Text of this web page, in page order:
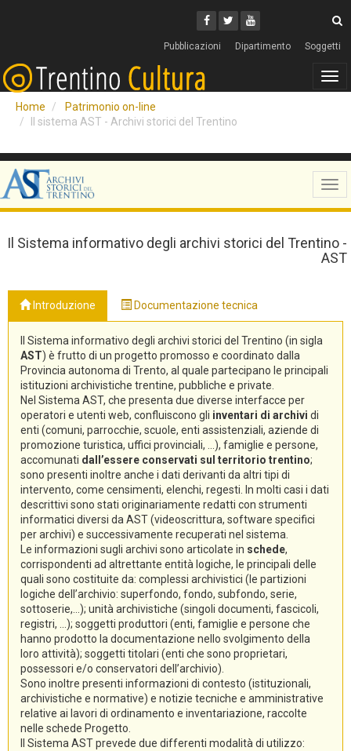
Facebook
Twitter
Youtube
Pubblicazioni Dipartimento Soggetti
Home
Patrimonio on-line
Il sistema AST - Archivi storici del Trentino
Il Sistema informativo degli archivi storici del Trentino -
AST
Introduzione Documentazione tecnica
Il Sistema informativo degli archivi storici del Trentino (in sigla
AST) è frutto di un progetto promosso e coordinato dalla
Provincia autonoma di Trento, al quale partecipano le principali
istituzioni archivistiche trentine, pubbliche e private.
Nel Sistema AST, che presenta due diverse interfacce per
operatori e utenti web, confluiscono gli inventari di archivi di
enti (comuni, parrocchie, scuole, enti assistenziali, aziende di
promozione turistica, uffici provinciali, ...), famiglie e persone,
accomunati dall’essere conservati sul territorio trentino;
sono presenti inoltre anche i dati derivanti da altri tipi di
intervento, come censimenti, elenchi, regesti. In molti casi i dati
descrittivi sono stati originariamente redatti con strumenti
informatici diversi da AST (videoscrittura, software specifici
per archivi) e successivamente recuperati nel sistema.
Le informazioni sugli archivi sono articolate in schede,
corrispondenti ad altrettante entità logiche, le principali delle
quali sono costituite da: complessi archivistici (le partizioni
logiche dell’archivio: superfondo, fondo, subfondo, serie,
sottoserie,...); unità archivistiche (singoli documenti, fascicoli,
registri, ...); soggetti produttori (enti, famiglie e persone che
hanno prodotto la documentazione nello svolgimento della
loro attività); soggetti titolari (enti che sono proprietari,
possessori e/o conservatori dell’archivio).
Sono inoltre presenti informazioni di contesto (istituzionali,
archivistiche e normative) e notizie tecniche e amministrative
relative ai lavori di ordinamento e inventariazione, raccolte
nelle schede Progetto.
Il Sistema AST prevede due differenti modalità di utilizzo: